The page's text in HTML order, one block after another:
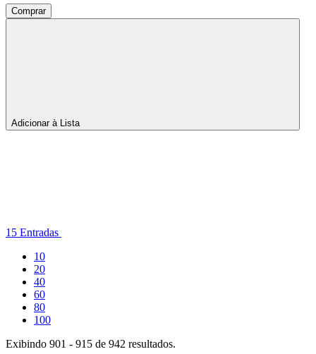
Comprar
Adicionar à Lista
15 Entradas
10Entradas
por
Página
20Entradas
por
Página
40Entradas
por
Página
60Entradas
por
Página
80Entradas
por
100Entradas
Página
Exibindo 901 - 915 de 942 resultados.